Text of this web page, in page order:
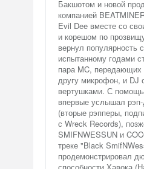
Бакшотом и новой
компанией
Evil Dee вместе со
и корешом по
вернул популярность
испытанному годами
пара MC, передающих
другу микрофон, и DJ
вертушками. С
впервые услышал
(вторые рэпперы,
с Wreck Records),
SMIFNWESSUN и
треке "Black
продемонстрировал